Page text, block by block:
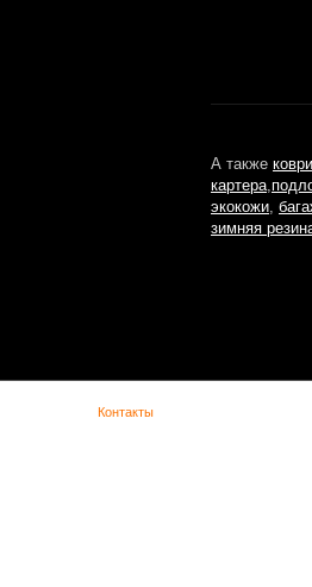
А также
картера,
экокожи,
зимняя
Контакты